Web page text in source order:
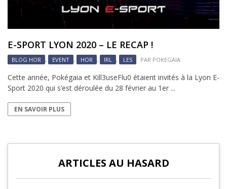
E-SPORT LYON 2020 – LE RECAP !
BLOG HOR , EVENT , HOR , IRL , LES PAR POKEGAIA
Cette année, Pokégaia et Kill3useFlu0 étaient invités à la Lyon E-
Sport 2020 qui s’est déroulée du 28 février au 1er ...
EN SAVOIR PLUS
ARTICLES AU HASARD